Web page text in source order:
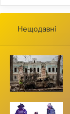
Нещодавні